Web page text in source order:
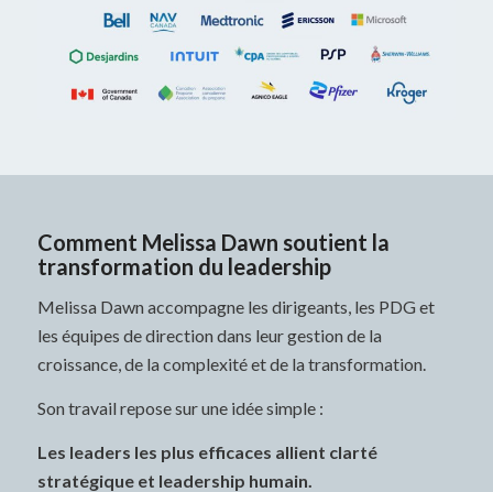
Comment Melissa Dawn soutient la
transformation du leadership
Melissa Dawn accompagne les dirigeants, les PDG et
les équipes de direction dans leur gestion de la
croissance, de la complexité et de la transformation.
Son travail repose sur une idée simple :
Les leaders les plus efficaces allient clarté
stratégique et leadership humain.